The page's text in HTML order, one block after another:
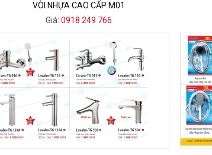
VÒI NHỰA CAO CẤP M01
Giá: 0918 249 766